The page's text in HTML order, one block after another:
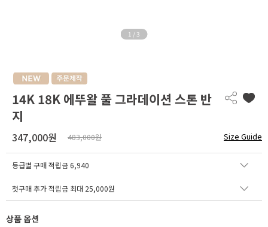
1 / 3
14K 18K 에뚜왈 풀 그라데이션 스톤 반
지
347,000원 483,000원 Size Guide
등급별 구매 적립금6,940
첫구매 추가 적립금 최대 25,000원
상품 옵션